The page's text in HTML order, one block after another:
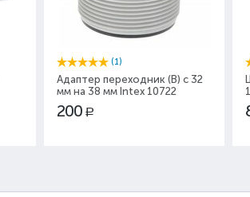
(1)
Адаптер переходник (В) с 32
мм на 38 мм Intex 10722
200 Р